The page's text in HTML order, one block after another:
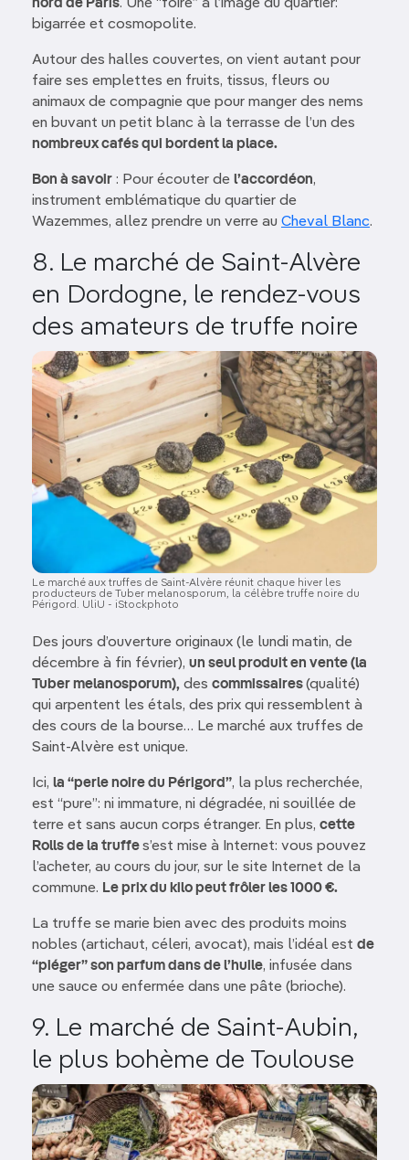
nord de Paris. Une “foire” à l’image du quartier:
bigarrée et cosmopolite.
Autour des halles couvertes, on vient autant pour
faire ses emplettes en fruits, tissus, fleurs ou
animaux de compagnie que pour manger des nems
en buvant un petit blanc à la terrasse de l’un des
nombreux cafés qui bordent la place.
Bon à savoir : Pour écouter de l’accordéon,
instrument emblématique du quartier de
Wazemmes, allez prendre un verre au Cheval Blanc.
8. Le marché de Saint-Alvère
en Dordogne, le rendez-vous
des amateurs de truffe noire
Image
Le marché aux truffes de Saint-Alvère réunit chaque hiver les
producteurs de Tuber melanosporum, la célèbre truffe noire du
Périgord. UliU - iStockphoto
Des jours d’ouverture originaux (le lundi matin, de
décembre à fin février), un seul produit en vente (la
Tuber melanosporum), des commissaires(qualité)
qui arpentent les étals, des prix qui ressemblent à
des cours de la bourse… Le marché aux truffes de
Saint-Alvère est unique.
Ici, la “perle noire du Périgord”, la plus recherchée,
est “pure”: ni immature, ni dégradée, ni souillée de
terre et sans aucun corps étranger. En plus, cette
Rolls de la truffes’est mise à Internet: vous pouvez
l’acheter, au cours du jour, sur le site Internet de la
commune. Le prix du kilo peut frôler les 1000 €.
La truffe se marie bien avec des produits moins
nobles (artichaut, céleri, avocat), mais l’idéal est de
“piéger” son parfum dans de l’huile, infusée dans
une sauce ou enfermée dans une pâte (brioche).
9. Le marché de Saint-Aubin,
le plus bohème de Toulouse
Image